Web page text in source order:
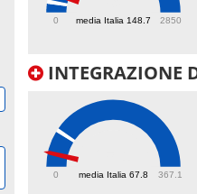
media Italia 148.7
0 2850
INTEGRAZIONE
media Italia 67.8
0 367.1